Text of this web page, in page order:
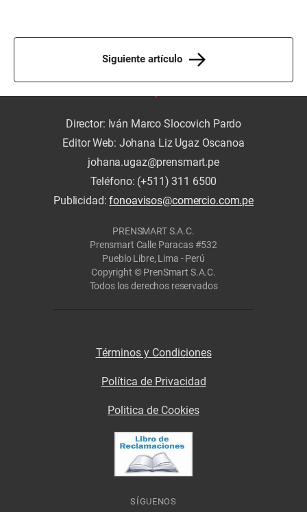
Siguiente artículo
Director: Iván Marco Slocovich Pardo
Editor Web: Johana Liz Ugaz Oscanoa
johana.ugaz@prensmart.pe
Teléfono: (+511) 311 6500
Publicidad:fonoavisos@comercio.com.pe
PRENSMART S.A.C.
Prensmart Calle Paracas #532
Pueblo Libre, Lima - Perú
Copyright © PrenSmart S.A.C.
Todos los derechos reservados
Términos y Condiciones
Política de Privacidad
Politica de Cookies
SÍGUENOS